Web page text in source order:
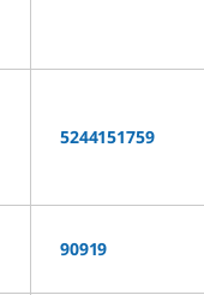
5244151759
90919